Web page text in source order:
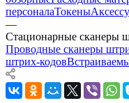
персоналаТокены
—
Стационарные сканеры
Проводные сканеры
штрих-кодов